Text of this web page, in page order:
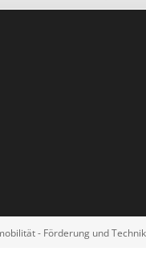
- Förderung und Technik